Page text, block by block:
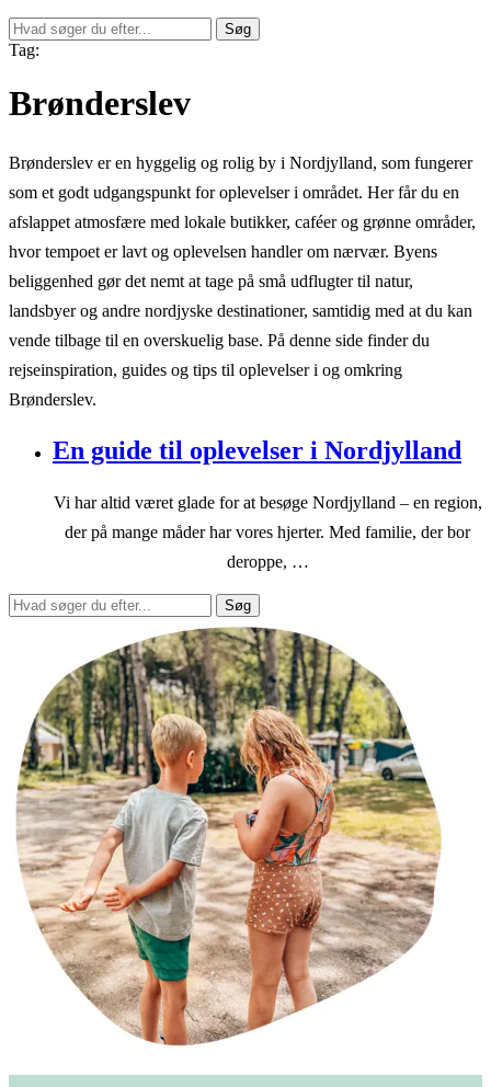
Søg
Tag:
Brønderslev
Brønderslev er en hyggelig og rolig by i Nordjylland, som fungerer
som et godt udgangspunkt for oplevelser i området. Her får du en
afslappet atmosfære med lokale butikker, caféer og grønne områder,
hvor tempoet er lavt og oplevelsen handler om nærvær. Byens
beliggenhed gør det nemt at tage på små udflugter til natur,
landsbyer og andre nordjyske destinationer, samtidig med at du kan
vende tilbage til en overskuelig base. På denne side finder du
rejseinspiration, guides og tips til oplevelser i og omkring
Brønderslev.
En guide til oplevelser i Nordjylland
Vi har altid været glade for at besøge Nordjylland – en region,
der på mange måder har vores hjerter. Med familie, der bor
deroppe, …